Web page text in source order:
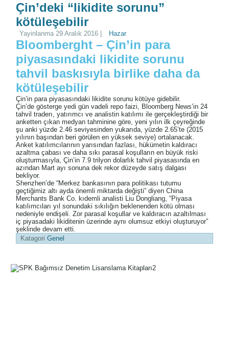
Çin’deki “likidite sorunu”
kötüleşebilir
Yayinlanma 29 Aralık 2016 Hazar
Bloomberght – Çin’in para
piyasasındaki likidite sorunu
tahvil baskısıyla birlike daha da
kötüleşebilir
Çin’in para piyasasındaki likidite sorunu kötüye gidebilir.
Çin’de gösterge yedi gün vadeli repo faizi, Bloomberg News’in 24
tahvil traderı, yatırımcı ve analistin katılımı ile gerçekleştirdiği bir
anketten çıkan medyan tahminine göre, yeni yılın ilk çeyreğinde
şu anki yüzde 2.46 seviyesinden yukarıda, yüzde 2.65’te (2015
yılının başından beri görülen en yüksek seviye) ortalanacak.
Anket katılımcılarının yarısından fazlası, hükümetin kaldıracı
azaltma çabası ve daha sıkı parasal koşulların en büyük riski
oluşturmasıyla, Çin’in 7.9 trilyon dolarlık tahvil piyasasında en
azından Mart ayı sonuna dek rekor düzeyde satış dalgası
bekliyor.
Shenzhen’de “Merkez bankasının para politikası tutumu
geçtiğimiz altı ayda önemli miktarda değişti” diyen China
Merchants Bank Co. kıdemli analisti Liu Dongliang, “Piyasa
katılımcıları yıl sonundaki sıkılığın beklenenden kötü olması
nedeniyle endişeli. Zor parasal koşullar ve kaldıracın azaltılması
iç piyasadaki likiditenin üzerinde aynı olumsuz etkiyi oluşturuyor”
şeklinde devam etti.
Katagori Genel